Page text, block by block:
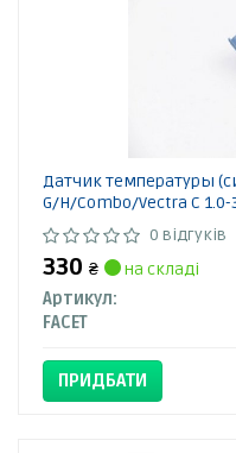
Датчик температуры
G/H/Combo/Vectra C 1.0-
0 відгуків
330 ₴
на складі
Артикул:
FACET
ПРИДБАТИ